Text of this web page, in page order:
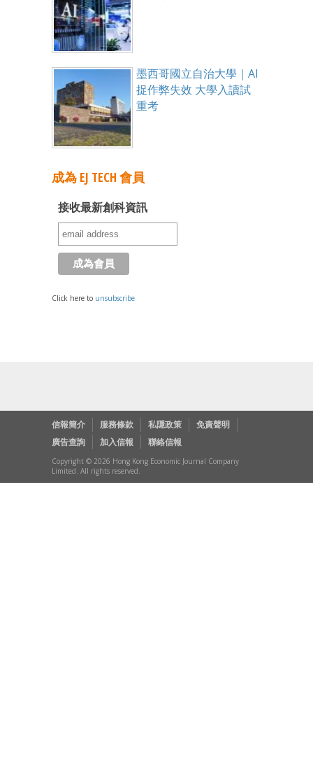
墨西哥國立自治大學｜AI
捉作弊失效 大學入讀試
重考
成為 EJ TECH 會員
接收最新創科資訊
Click here to unsubscribe
信報簡介 服務條款 私隱政策
免責聲明
廣告查詢
加入信報 聯絡信報
Copyright © 2026 Hong Kong Economic Journal Company
Limited. All rights reserved.